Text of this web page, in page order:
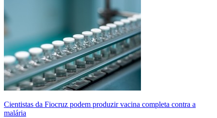
Cientistas da Fiocruz podem produzir vacina completa contra a
malária